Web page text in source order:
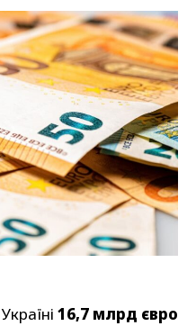
16,7 млрд євро